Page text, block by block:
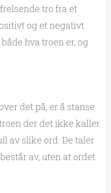
tro fra et
og et negativt.
hva troen er, og
det på, er å stanse
der det ikke kaller
av slike ord. De taler
av, uten at ordet